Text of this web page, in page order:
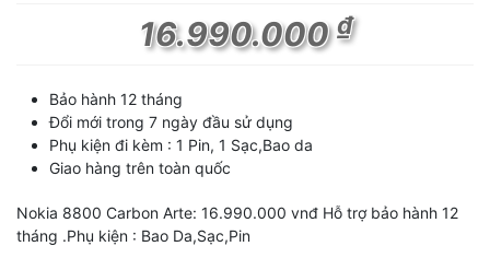
16.990.000₫
Bảo hành 12 tháng
Đổi mới trong 7 ngày đầu sử dụng
Phụ kiện đi kèm : 1 Pin, 1 Sạc,Bao da
Giao hàng trên toàn quốc
Nokia 8800 Carbon Arte: 16.990.000 vnđ Hỗ trợ bảo hành 12
tháng .Phụ kiện : Bao Da,Sạc,Pin